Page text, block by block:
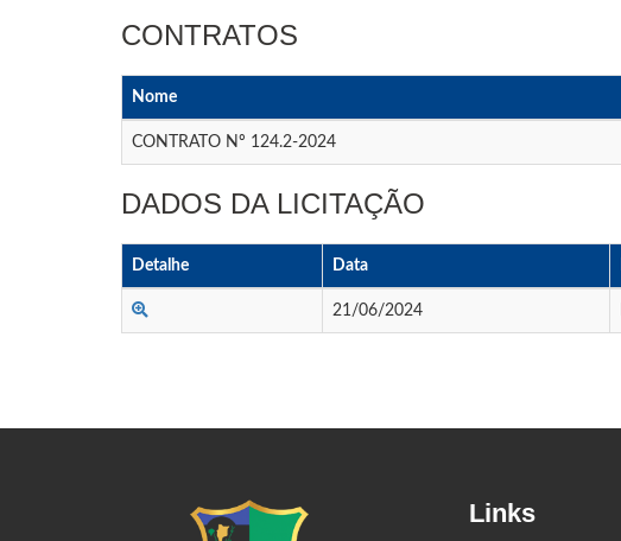
CONTRATOS
Nome
CONTRATO Nº 124.2-2024
DADOS DA LICITAÇÃO
Detalhe Data
21/06/2024
Links